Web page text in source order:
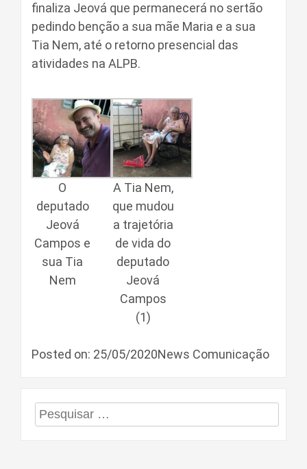
finaliza Jeová que permanecerá no sertão
pedindo benção a sua mãe Maria e a sua
Tia Nem, até o retorno presencial das
atividades na ALPB.
O
deputado
Jeová
Campos e
sua Tia
Nem
A Tia Nem,
que mudou
a trajetória
de vida do
deputado
Jeová
Campos
(1)
Posted on: 25/05/2020News Comunicação
Pesquisar
por: